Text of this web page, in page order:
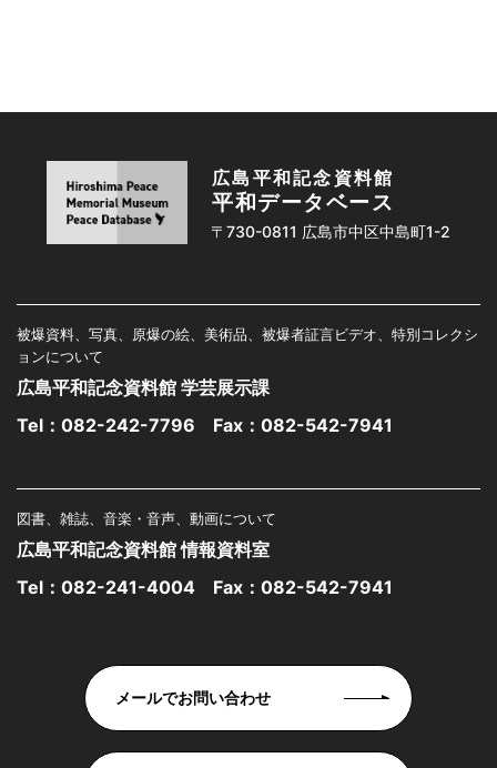
広島平和記念資料館
平和データベース
〒730-0811 広島市中区中島町1-2
被爆資料、写真、原爆の絵、美術品、被爆者証言ビデオ、特別コレクシ
ョンについて
広島平和記念資料館 学芸展示課
Tel： 082-242-7796 Fax：082-542-7941
図書、雑誌、音楽・音声、動画について
広島平和記念資料館 情報資料室
Tel： 082-241-4004 Fax：082-542-7941
メールでお問い合わせ